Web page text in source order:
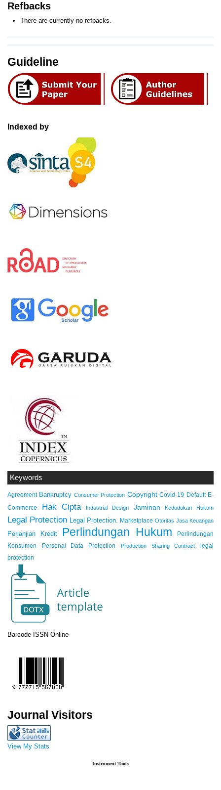
Barcode ISSN Online
Journal Visitors
View My Stats
Instrument Tools
Guideline
Indexed by
Keywords
Agreement Bankruptcy Consumer Protection Copyright Covid-19 Default E-
Commerce
Hak Cipta Industrial Design Jaminan Kedudukan Hukum
Legal Protection Legal Protection. Marketplace Otoritas Jasa Keuangan
Perjanjian Kredit Perlindungan Hukum
Perlindungan
Konsumen
Personal Data Protection Production Sharing Contract
legal
protection
Refbacks
There are currently no refbacks.